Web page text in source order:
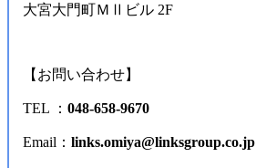
大宮大門町ＭⅡビル 2F
【お問い合わせ】
TEL ： 048-658-9670
Email： links.omiya@linksgroup.co.jp